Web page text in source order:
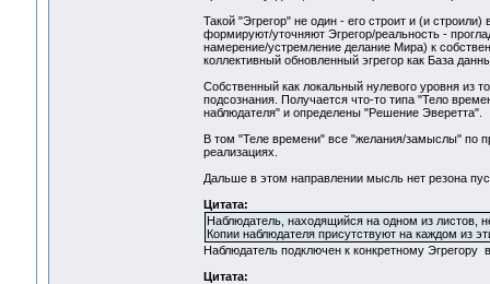
Такой "Эгрегор" не один - его строит и (и
формируют/уточняют Эгрегор/реальность -
намерение/устремление делание Мира) к
коллективный обновленный эгрегор как База
Собственный как локальный нулевого уровня из
подсознания. Получается что-то типа "Тело
наблюдателя" и определены "Решение Эверетта".
В том "Теле времени" все "желания/замыслы" по
реализациях.
Дальше в этом направлении мысль нет резона
Цитата:
Наблюдатель, находящийся на одном из листов,
Копии наблюдателя присутствуют на каждом из
Наблюдатель подключен к конкретному Эгрегору
Цитата: